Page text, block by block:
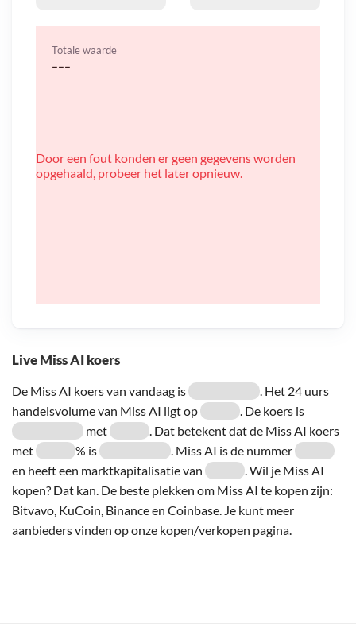
Live Miss AI koers
De Miss AI koers van vandaag is
. Het 24 uurs
handelsvolume van Miss AI ligt op
. De koers is
met
. Dat betekent dat de Miss AI koers
met
% is
. Miss AI is de nummer
en heeft een marktkapitalisatie van
. Wil je Miss AI
kopen? Dat kan. De beste plekken om Miss AI te kopen zijn:
Bitvavo, KuCoin, Binance en Coinbase. Je kunt meer
aanbieders vinden op onze kopen/verkopen pagina.
Totale waarde
---
Door een fout konden er geen gegevens worden
opgehaald, probeer het later opnieuw.